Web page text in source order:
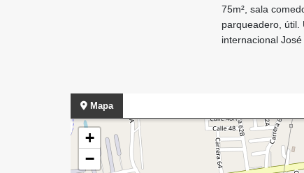
75m², sala
parqueadero, útil.
internacional
Mapa
+
−